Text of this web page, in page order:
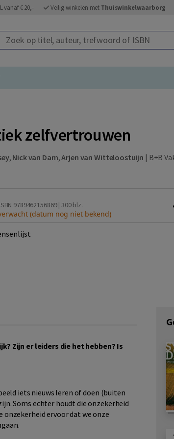
vanaf € 20,- Veilig winkelen met Thuiswinkelwaarborg
Zoek op titel, auteur, trefwoord of ISBN
zelfvertrouwen
, Nick van Dam,Arjen van Witteloostuijn | B+B
9789462156869| 300 blz.
(datum nog niet bekend)
Zijn er leiders die het hebben? Is
iets nieuws leren of doen (buiten
Soms echter houdt die onzekerheid
onzekerheid ervoor dat we onze